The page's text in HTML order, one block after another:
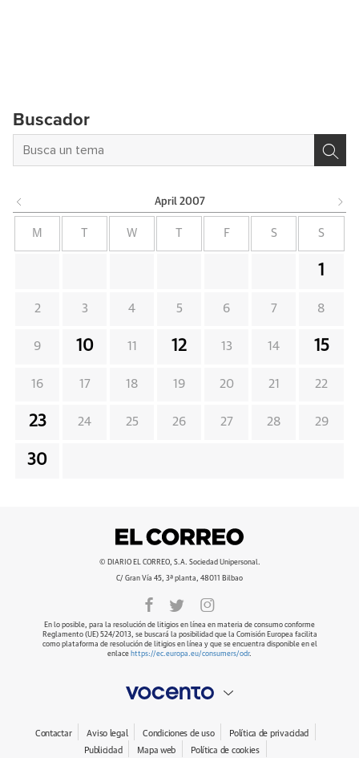
Buscador
April 2007
M W F S S
1
2 3 4 5 6 7 8
9 10 11 12 13 14 15
16 17 18 19 20 21 22
23 24 25 26 27 28 29
30
© DIARIO EL CORREO, S.A. Sociedad Unipersonal.
C/ Gran Vía 45, 3ª planta, 48011 Bilbao
En lo posible, para la resolución de litigios en línea en materia de consumo conforme
Reglamento (UE) 524/2013, se buscará la posibilidad que la Comisión Europea facilita
como plataforma de resolución de litigios en línea y que se encuentra disponible en el
enlace https://ec.europa.eu/consumers/odr.
Contactar Aviso legal Condiciones de uso
Política de privacidad
Publicidad
Mapa web Política de cookies